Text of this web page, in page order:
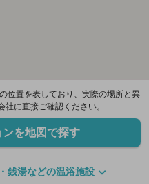
位置を表しており、実際の場所と異
に直接ご確認ください。
を地図で探す
銭湯などの温浴施設